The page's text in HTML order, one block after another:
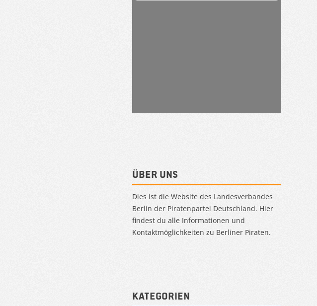
Über uns
Dies ist die Website des Landesverbandes
Berlin der Piratenpartei Deutschland. Hier
findest du alle Informationen und
Kontaktmöglichkeiten zu Berliner Piraten.
Kategorien